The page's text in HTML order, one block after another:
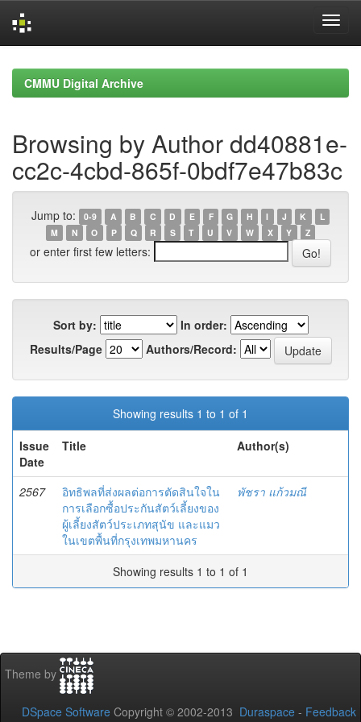
navigationCMMU Digital Archive
Browsing by Author dd40881e-
cc2c-4cbd-865f-0bdf7e47b83c
Jump to: 0-9 A B C D E F G H I J K
L
M
N O P Q R S T U V W X Y Z
or enter first few letters:
Sort by:
In order:
Results/Page
Authors/Record:
Showing results 1 to 1 of 1
Issue
Date
Title Author(s)
2567
อิทธิพลที่ส่งผลต่อการตัดสินใจใน
การเลือกซื้อประกันสัตว์เลี้ยงของ
ผู้เลี้ยงสัตว์ประเภทสุนัข และแมว
ในเขตพื้นที่กรุงเทพมหานคร
พัชรา แก้วมณี
Showing results 1 to 1 of 1
Theme by
DSpace Software Copyright © 2002-2013 Duraspace - Feedback